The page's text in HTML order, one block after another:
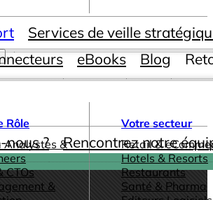
Rôle
Analystes &
CTOs
&
Votre secteur
Retail &
Hotels & Resorts
Restaurants
Santé & Pharma
Services de veille
eBooks Blog
nous ? Rencontrez notre